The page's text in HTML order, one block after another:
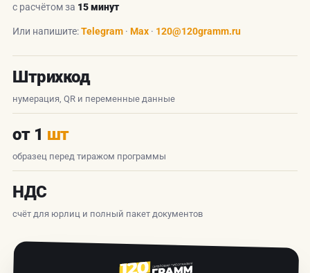
с расчётом за 15 минут
Или напишите:Telegram · Max · 120@120gramm.ru
Штрихкод
нумерация, QR и переменные данные
от 1 шт
образец перед тиражом программы
НДС
счёт для юрлиц и полный пакет документов